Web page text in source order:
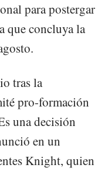
para postergar
que concluya la
tras la
pro-formación
una decisión
en un
Knight, quien